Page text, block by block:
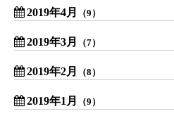
2019年4月 （9）
2019年3月 （7）
2019年2月 （8）
2019年1月 （9）